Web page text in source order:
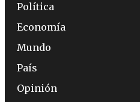
Política
Economía
Mundo
País
Opinión